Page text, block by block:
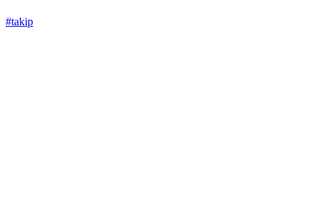
#takip